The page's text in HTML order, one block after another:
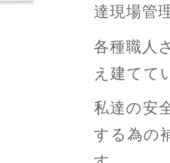
達現場管
各種職人
え建てて
私達の安
する為の